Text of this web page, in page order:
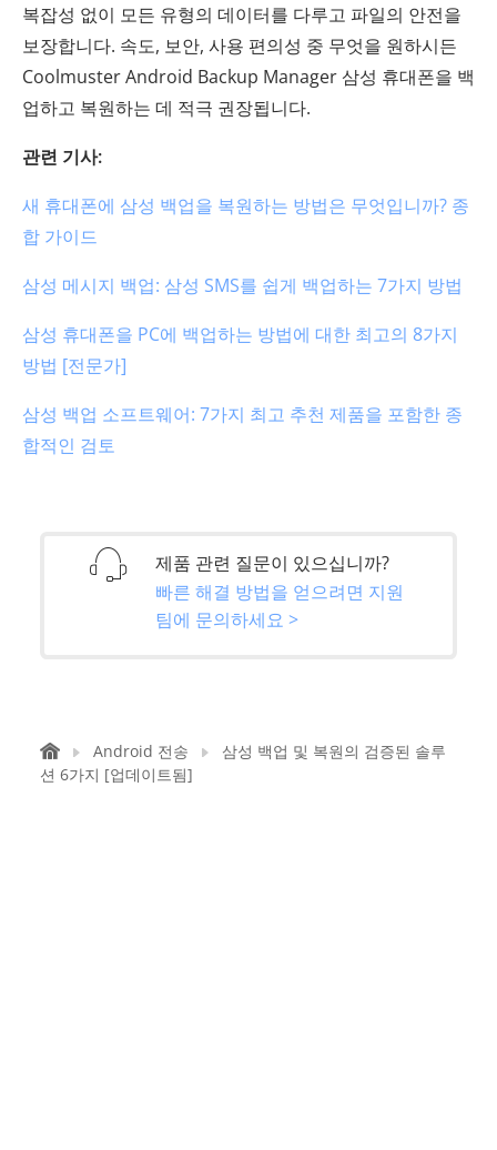
복잡성 없이 모든 유형의 데이터를 다루고 파일의 안전을
보장합니다. 속도, 보안, 사용 편의성 중 무엇을 원하시든
Coolmuster Android Backup Manager 삼성 휴대폰을 백
업하고 복원하는 데 적극 권장됩니다.
관련 기사:
새 휴대폰에 삼성 백업을 복원하는 방법은 무엇입니까? 종
합 가이드
삼성 메시지 백업: 삼성 SMS를 쉽게 백업하는 7가지 방법
삼성 휴대폰을 PC에 백업하는 방법에 대한 최고의 8가지
방법 [전문가]
삼성 백업 소프트웨어: 7가지 최고 추천 제품을 포함한 종
합적인 검토
제품 관련 질문이 있으십니까?
빠른 해결 방법을 얻으려면 지원
팀에 문의하세요 >
Android 전송
삼성 백업 및 복원의 검증된 솔루
션 6가지 [업데이트됨]